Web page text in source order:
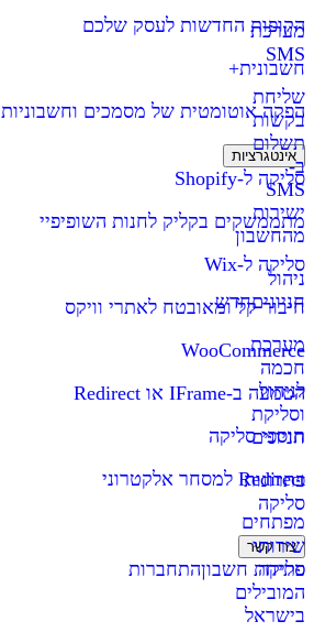
מערכת
SMS
שליחת
בקשות
תשלום
ב-
SMS
ישירות
מהחשבון
ניהול
חניוניםחדש
מערכת
חכמה
לניהול
וסליקת
חניונים
פתרונות
סליקה
שירותי
סליקה
המובילים
בישראל
הקופות החדשות לעסק שלכם
חשבונית+
הפקה אוטומטית של מסמכים וחשבוניות
אינטגרציות
סליקה ל-Shopify
מתממשקים בקליק לחנות השופיפיי
סליקה ל-Wix
חיבור קל ומאובטח לאתרי וויקס
WooCommerce
הטמעה ב-IFrame או Redirect
תוספי סליקה
Redirect למסחר אלקטרוני
מפתחים
צרו קשר
פתיחת חשבוןהתחברות